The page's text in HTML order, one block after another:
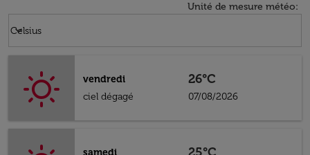
Unité de mesure météo:
Celsius
keyboard_arrow_down
vendredi
ciel dégagé
26°C
07/08/2026
samedi